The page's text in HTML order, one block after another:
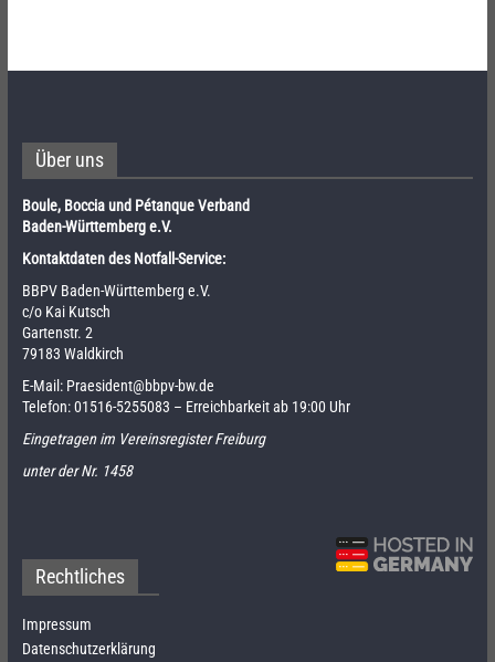
Über uns
Boule, Boccia und Pétanque Verband
Baden-Württemberg e.V.
Kontaktdaten des Notfall-Service:
BBPV Baden-Württemberg e.V.
c/o Kai Kutsch
Gartenstr. 2
79183 Waldkirch
E-Mail: Praesident@bbpv-bw.de
Telefon:01516-5255083 – Erreichbarkeit ab 19:00 Uhr
Eingetragen im Vereinsregister Freiburg
unter der Nr. 1458
Rechtliches
Impressum
Datenschutzerklärung